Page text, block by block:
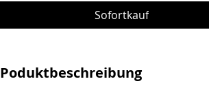
Sofortkauf
Poduktbeschreibung